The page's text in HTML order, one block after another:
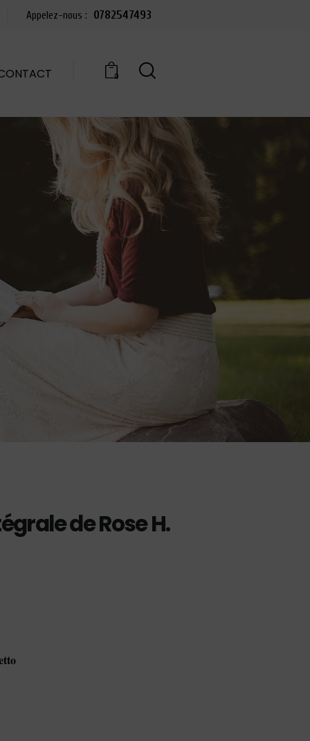
Appelez-nous : 0782547493
0
de Rose H.